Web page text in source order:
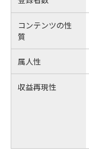
コンテンツの性
質
属人性
収益再現性